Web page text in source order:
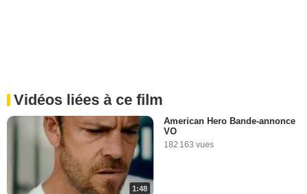
Vidéos liées à ce film
1:48
American Hero Bande-annonce
VO
182 163 vues